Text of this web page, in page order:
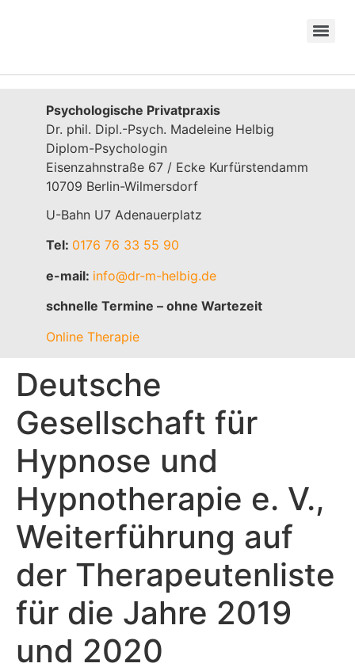
Psychologische Privatpraxis
Dr. phil. Dipl.-Psych. Madeleine Helbig
Diplom-Psychologin
Eisenzahnstraße 67 / Ecke Kurfürstendamm
10709 Berlin-Wilmersdorf
U-Bahn U7 Adenauerplatz
Tel: 0176 76 33 55 90
e-mail: info@dr-m-helbig.de
schnelle Termine – ohne Wartezeit
Online Therapie
Deutsche
Gesellschaft für
Hypnose und
Hypnotherapie e. V.,
Weiterführung auf
der Therapeutenliste
für die Jahre 2019
und 2020